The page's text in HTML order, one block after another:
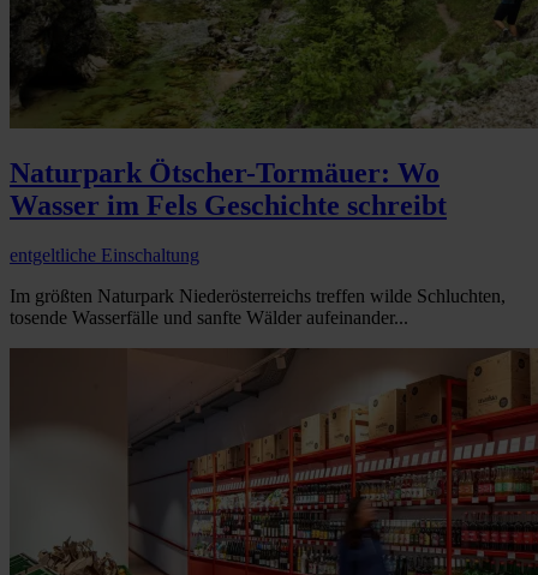
Naturpark Ötscher-Tormäuer: Wo
Wasser im Fels Geschichte schreibt
entgeltliche Einschaltung
Im größten Naturpark Niederösterreichs treffen wilde Schluchten,
tosende Wasserfälle und sanfte Wälder aufeinander...